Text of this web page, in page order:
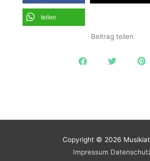
teilen
Beitrag teilen
Copyright © 2026
Impressum